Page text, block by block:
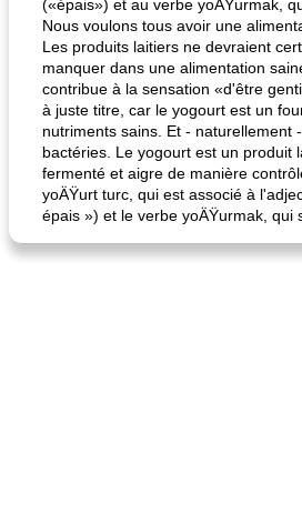
(«épais») et au verbe yoÄŸurmak,
Nous voulons tous avoir une
Les produits laitiers ne devraient
manquer dans une alimentation
contribue à la sensation «d'être
à juste titre, car le yogourt est un
nutriments sains. Et - naturellement
bactéries. Le yogourt est un produit
fermenté et aigre de manière
yoÄŸurt turc, qui est associé à
épais ») et le verbe yoÄŸurmak, qui